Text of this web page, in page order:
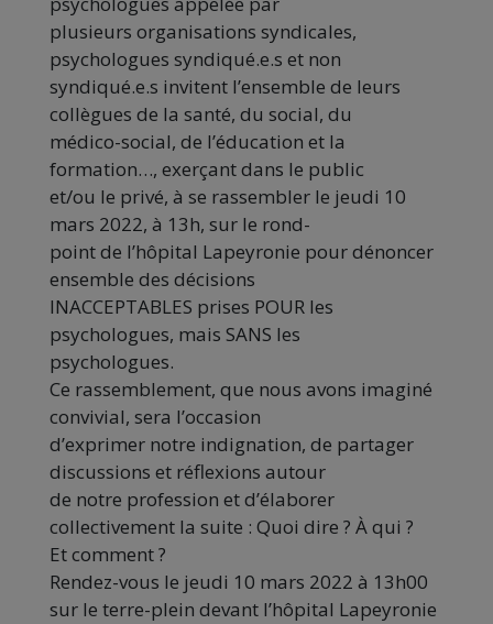
plusieurs organisations syndicales,
psychologues syndiqué.e.s et non
syndiqué.e.s invitent l’ensemble de leurs
collègues de la santé, du social, du
médico-social, de l’éducation et la
formation…, exerçant dans le public
et/ou le privé, à se rassembler le jeudi 10
mars 2022, à 13h, sur le rond-
point de l’hôpital Lapeyronie pour dénoncer
ensemble des décisions
INACCEPTABLES prises POUR les
psychologues, mais SANS les
psychologues.
Ce rassemblement, que nous avons imaginé
convivial, sera l’occasion
d’exprimer notre indignation, de partager
discussions et réflexions autour
de notre profession et d’élaborer
collectivement la suite : Quoi dire ? À qui ?
Et comment ?
Rendez-vous le jeudi 10 mars 2022 à 13h00
sur le terre-plein devant l’hôpital Lapeyronie